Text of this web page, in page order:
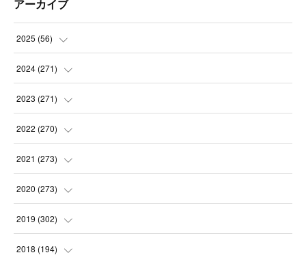
アーカイブ
2025 (56)
(14
(21
(21
2024 (271)
(21
(22
(23
(22
2023 (271)
(22
(23
(23
(21
2022 (270)
(23
(23
(22
(23
2021 (273)
(24
(23
(22
2020 (273)
(24
(22
2019 (302)
(23
2018 (194)